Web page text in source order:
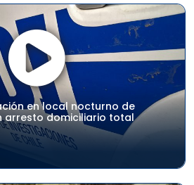
en local nocturno de
arresto domiciliario total